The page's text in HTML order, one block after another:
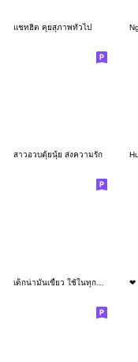
แชทฮิต คุยสุภาพทั่วไป
สาวอวบตุ้ยนุ้ย ส่งความรัก